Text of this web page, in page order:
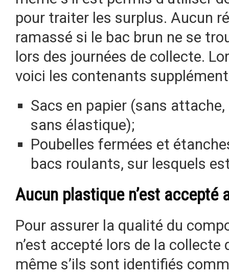
pour traiter les surplus. Aucun
ramassé si le bac brun ne se
lors des journées de collecte.
voici les contenants
Sacs en papier (sans
sans élastique);
Poubelles fermées et
bacs roulants, sur lesquels
Aucun plastique n’est
Pour assurer la qualité du
n’est accepté lors de la
même s’ils sont identifiés